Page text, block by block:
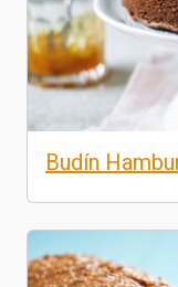
Budín